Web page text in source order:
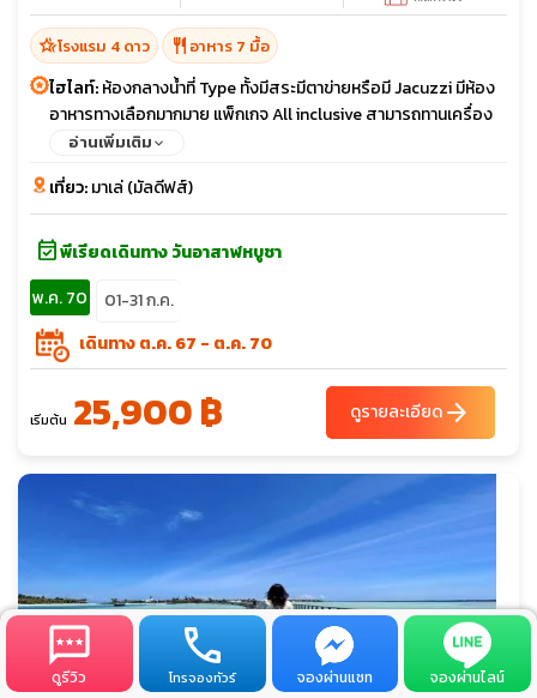
hotel_classโรงแรม 4 ดาว restaurant อาหาร 7 มื้อ
ไฮไลท์:ห้องกลางน้ำที่ Type ทั้งมีสระมีตาข่ายหรือมี Jacuzzi มีห้อง
อาหารทางเลือกมากมาย แพ็กเกจ All inclusive สามารถทานเครื่อง
ดื่มที่บาร์ได้ไม่อั้น มีกิจกรรม Feeding ให้อาหารปลากระเบนและฉลาม
อ่านเพิ่มเติม
เที่ยว:มาเล่ (มัลดีฟส์)
event_availableพีเรียดเดินทาง วันอาสาฬหบูชา
พ.ค. 70
01-31 ก.ค.
เดินทาง ต.ค. 67 - ต.ค. 70
เริ่มต้น 25,900 ฿ ดูรายละเอียดarrow_forward
ดูรีวิว โทรจองทัวร์ จองผ่านแชท จองผ่านไลน์